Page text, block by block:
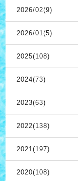
2026/02(9)
2026/01(5)
2025(108)
2024(73)
2023(63)
2022(138)
2021(197)
2020(108)